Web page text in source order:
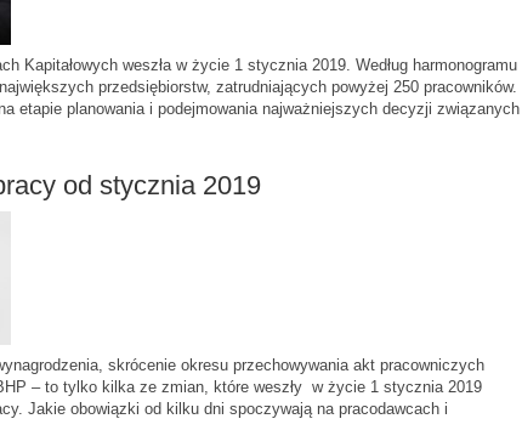
Kapitałowych weszła w życie 1 stycznia 2019. Według harmonogramu
przedsiębiorstw, zatrudniających powyżej 250 pracowników.
etapie planowania i podejmowania najważniejszych decyzji związanych
od stycznia 2019
skrócenie okresu przechowywania akt pracowniczych
– to tylko kilka ze zmian, które weszły w życie 1 stycznia 2019
Jakie obowiązki od kilku dni spoczywają na pracodawcach i